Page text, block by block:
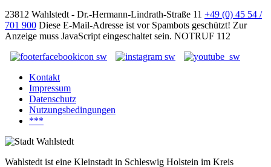
23812 Wahlstedt - Dr.-Hermann-Lindrath-Straße 11 +49 (0) 45 54 /
701 900 Diese E-Mail-Adresse ist vor Spambots geschützt! Zur
Anzeige muss JavaScript eingeschaltet sein. NOTRUF 112
Kontakt
Impressum
Datenschutz
Nutzungsbedingungen
***
Wahlstedt ist eine Kleinstadt in Schleswig Holstein im Kreis